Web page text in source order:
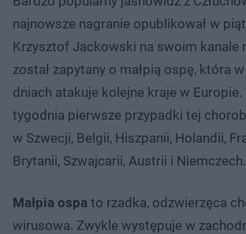
najnowsze nagranie opublikował w
Krzysztof Jackowski na swoim kanale
został zapytany o małpią ospę, która
dniach atakuje kolejne kraje w Europie.
tygodnia pierwsze przypadki tej
w Szwecji, Belgii, Hiszpanii, Holandii,
Brytanii, Szwajcarii, Austrii i Niemczech.
Małpia ospa to rzadka, odzwierzęca
wirusowa. Zwykle występuje w